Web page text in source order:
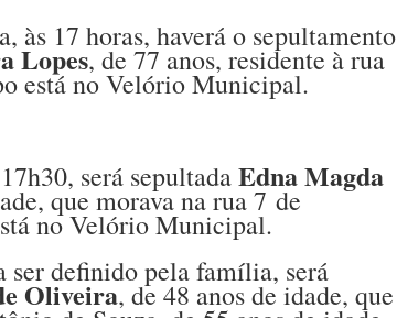
às 17 horas, haverá o sepultamento
Lopes, de 77 anos, residente à rua
está no Velório Municipal.
será sepultadaEdna Magda
que morava na rua 7 de
no Velório Municipal.
ser definido pela família, será
Oliveira, de 48 anos de idade, que